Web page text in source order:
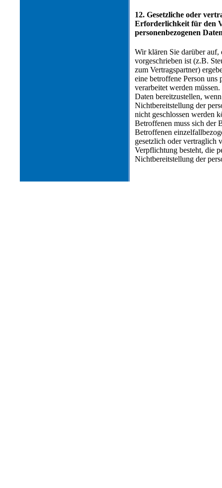
12. Gesetzliche oder
Erforderlichkeit für den
personenbezogenen
Wir klären Sie darüber auf,
vorgeschrieben ist (z.B.
zum Vertragspartner)
eine betroffene Person uns
verarbeitet werden
Daten bereitzustellen,
Nichtbereitstellung der
nicht geschlossen werden
Betroffenen muss sich der
Betroffenen
gesetzlich oder vertraglich
Verpflichtung besteht, die
Nichtbereitstellung der